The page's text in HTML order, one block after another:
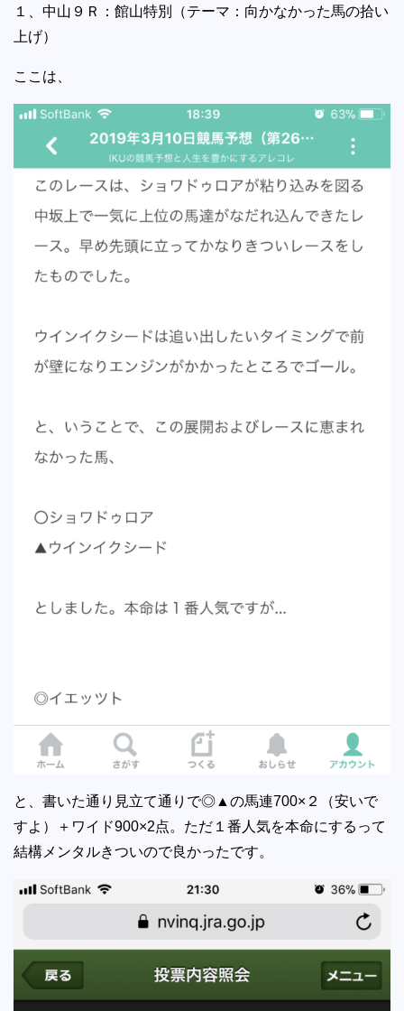
１、中山９Ｒ：館山特別（テーマ：向かなかった馬の拾い
上げ）
ここは、
と、書いた通り見立て通りで◎▲の馬連700×２（安いで
すよ）＋ワイド900×2点。ただ１番人気を本命にするって
結構メンタルきついので良かったです。